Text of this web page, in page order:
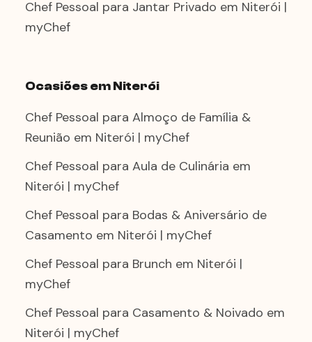
Chef Pessoal para Jantar Privado em Niterói |
myChef
Ocasiões em Niterói
Chef Pessoal para Almoço de Família &
Reunião em Niterói | myChef
Chef Pessoal para Aula de Culinária em
Niterói | myChef
Chef Pessoal para Bodas & Aniversário de
Casamento em Niterói | myChef
Chef Pessoal para Brunch em Niterói |
myChef
Chef Pessoal para Casamento & Noivado em
Niterói | myChef